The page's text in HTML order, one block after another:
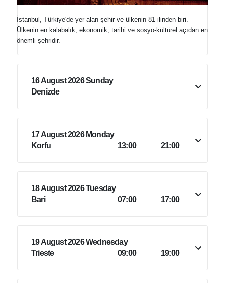
İstanbul, Türkiye'de yer alan şehir ve ülkenin 81 ilinden biri.
Ülkenin en kalabalık, ekonomik, tarihi ve sosyo-kültürel açıdan en
önemli şehridir.
16 August 2026 Sunday
Denizde
17 August 2026 Monday
Korfu
13:00 21:00
18 August 2026 Tuesday
Bari
07:00 17:00
19 August 2026 Wednesday
Trieste
09:00 19:00